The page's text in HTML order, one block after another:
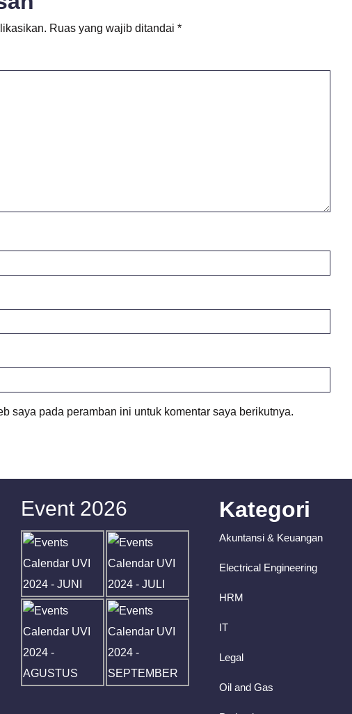
Ruas yang wajib ditandai *
saya pada peramban ini untuk komentar saya berikutnya.
Event 2026 Kategori
Akuntansi & Keuangan
Electrical Engineering
HRM
IT
Legal
Oil and Gas